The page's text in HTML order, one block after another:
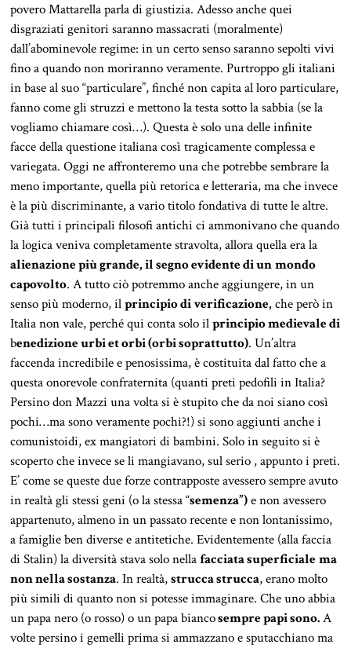
povero Mattarella parla di giustizia. Adesso anche quei
disgraziati genitori saranno massacrati (moralmente)
dall’abominevole regime: in un certo senso saranno sepolti vivi
fino a quando non moriranno veramente. Purtroppo gli italiani
in base al suo “particulare”, finché non capita al loro particulare,
fanno come gli struzzi e mettono la testa sotto la sabbia (se la
vogliamo chiamare così…). Questa è solo una delle infinite
facce della questione italiana così tragicamente complessa e
variegata. Oggi ne affronteremo una che potrebbe sembrare la
meno importante, quella più retorica e letteraria, ma che invece
è la più discriminante, a vario titolo fondativa di tutte le altre.
Già tutti i principali filosofi antichi ci ammonivano che quando
la logica veniva completamente stravolta, allora quella era la
alienazione più grande, il segno evidente di un mondo
capovolto. A tutto ciò potremmo anche aggiungere, in un
senso più moderno, ilprincipio di verificazione,che però in
Italia non vale, perché qui conta solo ilprincipio medievale di
benedizione urbi et orbi (orbi soprattutto). Un’altra
faccenda incredibile e penosissima, è costituita dal fatto che a
questa onorevole confraternita (quanti preti pedofili in Italia?
Persino don Mazzi una volta si è stupito che da noi siano così
pochi…ma sono veramente pochi?!) si sono aggiunti anche i
comunistoidi, ex mangiatori di bambini. Solo in seguito si è
scoperto che invece se li mangiavano, sul serio , appunto i preti.
E’ come se queste due forze contrapposte avessero sempre avuto
in realtà gli stessi geni (o la stessa “semenza”)e non avessero
appartenuto, almeno in un passato recente e non lontanissimo,
a famiglie ben diverse e antitetiche. Evidentemente (alla faccia
di Stalin) la diversità stava solo nellafacciata superficiale ma
non nella sostanza. In realtà,strucca strucca, erano molto
più simili di quanto non si potesse immaginare. Che uno abbia
un papa nero (o rosso) o un papa biancosempre papi sono.A
volte persino i gemelli prima si ammazzano e sputacchiano ma